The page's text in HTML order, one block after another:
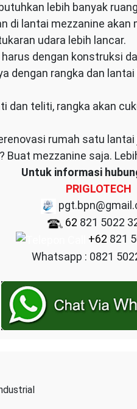
lebih banyak
di lantai mezzanine
udara lebih lancar.
dengan konstruksi
dengan rangka dan
dan teliti, rangka akan
rumah satu lantai
Buat mezzanine saja.
Untuk informasi
PRIGLOTECH
62 821 5022
+62 821
Whatsapp : 0821